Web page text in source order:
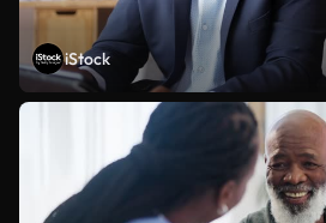
iStock